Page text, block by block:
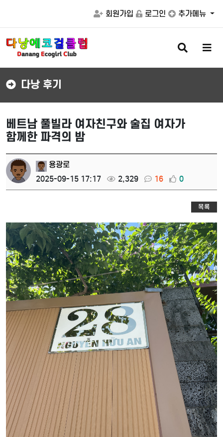
회원가입 로그인 추가메뉴
검
색
버
메
버
다낭 후기
베트남 풀빌라 여자친구와 술집 여자가
함께한 파격의 밤
용광로
2025-09-15 17:17
2,329 16 0
목록